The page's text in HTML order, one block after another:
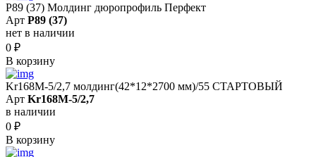
P89 (37) Молдинг дюропрофиль Перфект
Арт P89 (37)
нет в наличии
0 ₽
В корзину
Kr168M-5/2,7 молдинг(42*12*2700 мм)/55 СТАРТОВЫЙ
Арт Kr168M-5/2,7
в наличии
0 ₽
В корзину